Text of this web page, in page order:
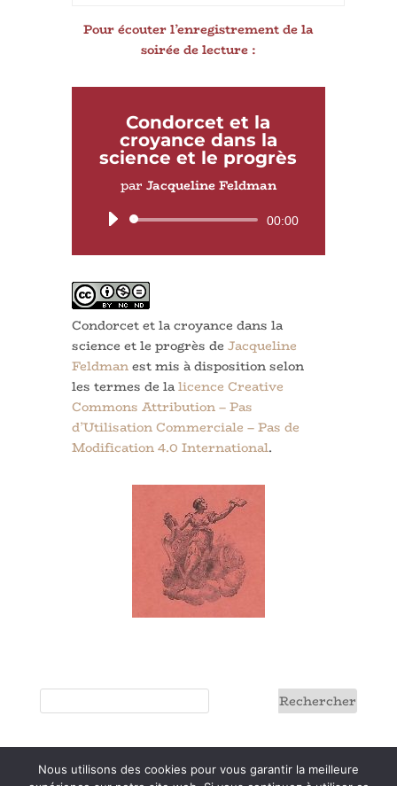
Pour écouter l’enregistrement de la
soirée de lecture :
Condorcet et la
croyance dans la
science et le progrès
par Jacqueline Feldman
Lecteur
00:00
Condorcet et la croyance dans la
science et le progrès de Jacqueline
Feldmanest mis à disposition selon
les termes de lalicence Creative
Commons Attribution – Pas
d’Utilisation Commerciale – Pas de
Modification 4.0 International.
Nous utilisons des cookies pour vous garantir la meilleure